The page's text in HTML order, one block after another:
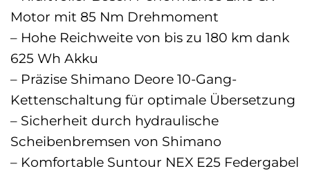
Motor mit 85 Nm Drehmoment
– Hohe Reichweite von bis zu 180 km dank
625 Wh Akku
– Präzise Shimano Deore 10-Gang-
Kettenschaltung für optimale Übersetzung
– Sicherheit durch hydraulische
Scheibenbremsen von Shimano
– Komfortable Suntour NEX E25 Federgabel